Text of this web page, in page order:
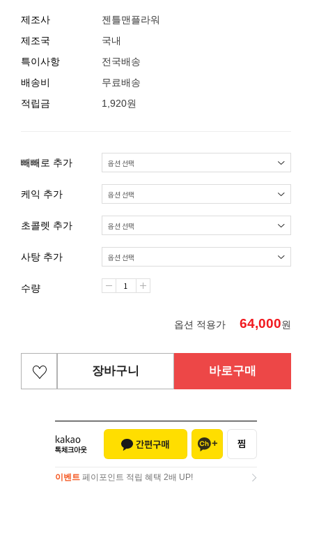
제조사
젠틀맨플라워
제조국
국내
특이사항
전국배송
배송비
무료배송
적립금
1,920원
빼빼로 추가
케익 추가
초콜렛 추가
사탕 추가
수량
옵션 적용가 64,000원
장바구니 바로구매
이벤트 페이포인트 적립 혜택 2배 UP!